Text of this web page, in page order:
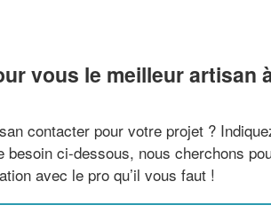
vous le meilleur artisan
contacter pour votre projet ?
besoin ci-dessous, nous cherchons
avec le pro qu’il vous faut !